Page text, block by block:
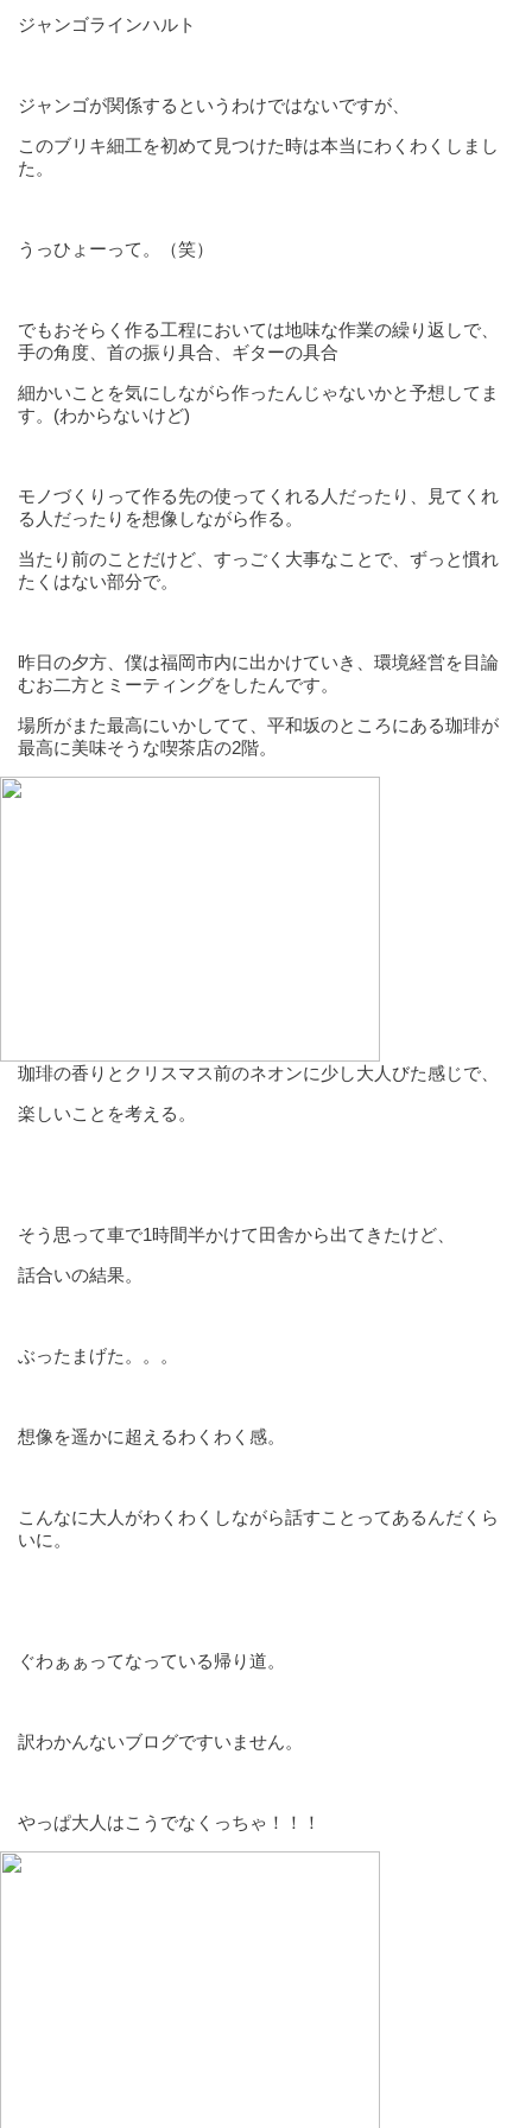
ジャンゴラインハルト
ジャンゴが関係するというわけではないですが、
このブリキ細工を初めて見つけた時は本当にわくわくしまし
た。
うっひょーって。（笑）
でもおそらく作る工程においては地味な作業の繰り返しで、
手の角度、首の振り具合、ギターの具合
細かいことを気にしながら作ったんじゃないかと予想してま
す。(わからないけど)
モノづくりって作る先の使ってくれる人だったり、見てくれ
る人だったりを想像しながら作る。
当たり前のことだけど、すっごく大事なことで、ずっと慣れ
たくはない部分で。
昨日の夕方、僕は福岡市内に出かけていき、環境経営を目論
むお二方とミーティングをしたんです。
場所がまた最高にいかしてて、平和坂のところにある珈琲が
最高に美味そうな喫茶店の2階。
珈琲の香りとクリスマス前のネオンに少し大人びた感じで、
楽しいことを考える。
そう思って車で1時間半かけて田舎から出てきたけど、
話合いの結果。
ぶったまげた。。。
想像を遥かに超えるわくわく感。
こんなに大人がわくわくしながら話すことってあるんだくら
いに。
ぐわぁぁってなっている帰り道。
訳わかんないブログですいません。
やっぱ大人はこうでなくっちゃ！！！